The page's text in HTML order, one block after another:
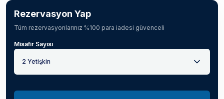
Rezervasyon Yap
Tüm rezervasyonlarınız %100 para iadesi güvenceli
Misafir Sayısı
2 Yetişkin